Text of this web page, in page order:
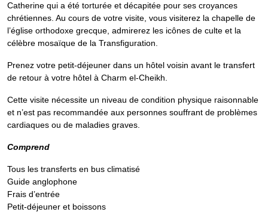
Catherine qui a été torturée et décapitée pour ses croyances
chrétiennes. Au cours de votre visite, vous visiterez la chapelle de
l’église orthodoxe grecque, admirerez les icônes de culte et la
célèbre mosaïque de la Transfiguration.
Prenez votre petit-déjeuner dans un hôtel voisin avant le transfert
de retour à votre hôtel à Charm el-Cheikh.
Cette visite nécessite un niveau de condition physique raisonnable
et n’est pas recommandée aux personnes souffrant de problèmes
cardiaques ou de maladies graves.
Comprend
Tous les transferts en bus climatisé
Guide anglophone
Frais d’entrée
Petit-déjeuner et boissons